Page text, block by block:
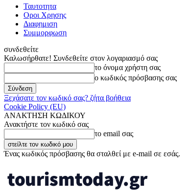
Ταυτοτητα
Οροι Χρησης
Διαφημιση
Συμμορφωση
συνδεθείτε
Καλωσήρθατε! Συνδεθείτε στον λογαριασμό σας
το όνομα χρήστη σας
ο κωδικός πρόσβασης σας
Ξεχάσατε τον κωδικό σας? ζήτα βοήθεια
Cookie Policy (EU)
ΑΝΑΚΤΗΣΗ ΚΩΔΙΚΟΥ
Ανακτήστε τον κωδικό σας
το email σας
Ένας κωδικός πρόσβασης θα σταλθεί με e-mail σε εσάς.